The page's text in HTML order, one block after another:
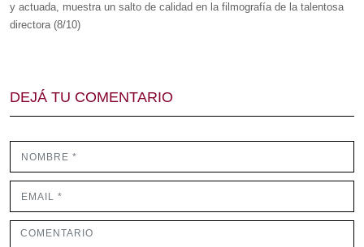
y actuada, muestra un salto de calidad en la filmografía de la talentosa
directora (8/10)
DEJÁ TU COMENTARIO